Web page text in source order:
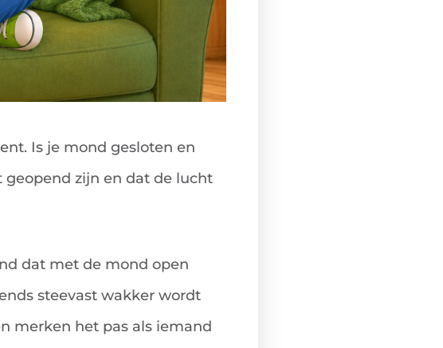
Is je mond gesloten en
zijn en dat de lucht
dat met de mond open
steevast wakker wordt
merken het pas als iemand